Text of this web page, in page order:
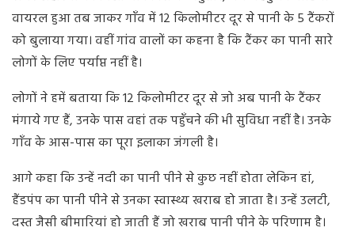
वायरल हुआ तब जाकर गाँव में 12 किलोमीटर दूर से पानी के 5 टैंकरों
को बुलाया गया। वहीं गांव वालों का कहना है कि टैंकर का पानी सारे
लोगों के लिए पर्याप्त नहीं है।
लोगों ने हमें बताया कि 12 किलोमीटर दूर से जो अब पानी के टैंकर
मंगाये गए हैं, उनके पास वहां तक पहुँचने की भी सुविधा नहीं है। उनके
गाँव के आस-पास का पूरा इलाका जंगली है।
आगे कहा कि उन्हें नदी का पानी पीने से कुछ नहीं होता लेकिन हां,
हैंडपंप का पानी पीने से उनका स्वास्थ्य खराब हो जाता है। उन्हें उलटी,
दस्त जैसी बीमारियां हो जाती हैं जो खराब पानी पीने के परिणाम है।